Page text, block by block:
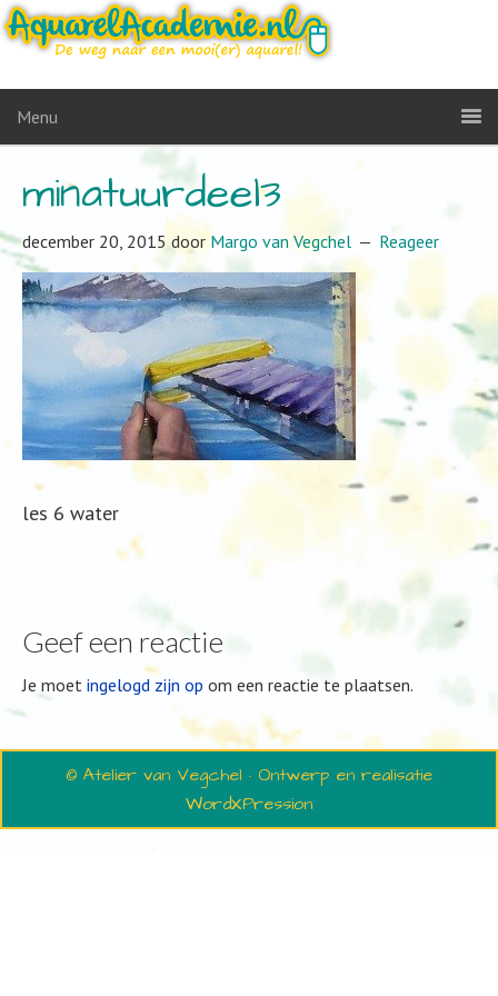
Menu
minatuurdeel3
december 20, 2015 door Margo van Vegchel Reageer
les 6 water
Geef een reactie
Je moet ingelogd zijn op om een reactie te plaatsen.
© Atelier van Vegchel · Ontwerp en realisatie
WordXPression